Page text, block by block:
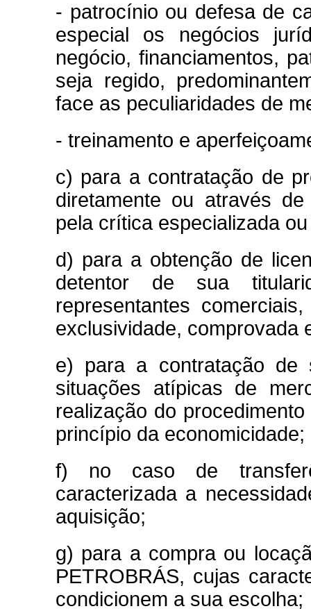
- patrocínio ou defesa de
especial os negócios
negócio, financiamentos,
seja regido,
face as peculiaridades de
- treinamento e
c) para a contratação de
diretamente ou através
pela crítica especializada
d) para a obtenção de
detentor de sua
representantes
exclusividade, comprovada
e) para a contratação de
situações atípicas de
realização do
princípio da economicidade;
f) no caso de
caracterizada a
aquisição;
g) para a compra ou
PETROBRÁS, cujas
condicionem a sua escolha;